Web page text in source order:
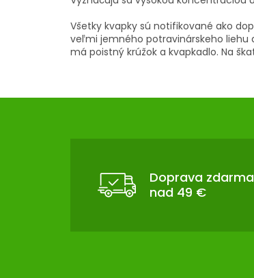
Všetky kvapky sú notifikované ako
veľmi jemného potravinárskeho liehu
má poistný krúžok a kvapkadlo. Na
Doprava
nad 49 €